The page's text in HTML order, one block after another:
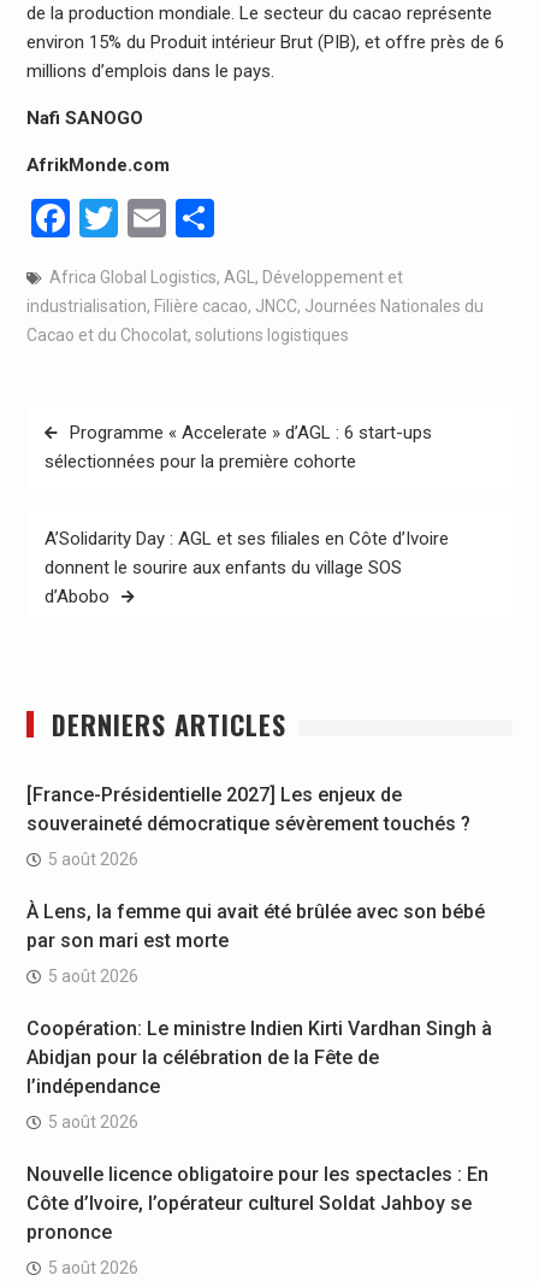
de la production mondiale. Le secteur du cacao représente
environ 15% du Produit intérieur Brut (PIB), et offre près de 6
millions d’emplois dans le pays.
Nafi SANOGO
AfrikMonde.com
Facebook
Twitter
EmailPartager
Africa Global Logistics, AGL , Développement et
industrialisation, Filière cacao, JNCC, Journées Nationales du
Cacao et du Chocolat, solutions logistiques
Navigation
de
Programme « Accelerate » d’AGL : 6 start-ups
sélectionnées pour la première cohorte
A’Solidarity Day : AGL et ses filiales en Côte d’Ivoire
donnent le sourire aux enfants du village SOS
d’Abobo
DERNIERS ARTICLES
[France-Présidentielle 2027] Les enjeux de
souveraineté démocratique sévèrement touchés ?
5 août 2026
À Lens, la femme qui avait été brûlée avec son bébé
par son mari est morte
5 août 2026
Coopération: Le ministre Indien Kirti Vardhan Singh à
Abidjan pour la célébration de la Fête de
l’indépendance
5 août 2026
Nouvelle licence obligatoire pour les spectacles : En
Côte d’Ivoire, l’opérateur culturel Soldat Jahboy se
prononce
5 août 2026